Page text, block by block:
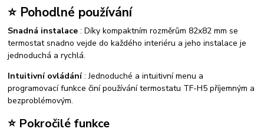
⭐ Pohodlné používání
Snadná instalace : Díky kompaktním rozměrům 82x82 mm se
termostat snadno vejde do každého interiéru a jeho instalace je
jednoduchá a rychlá.
Intuitivní ovládání: Jednoduché a intuitivní menu a
programovací funkce činí používání termostatu TF-H5 příjemným a
bezproblémovým.
⭐ Pokročilé funkce